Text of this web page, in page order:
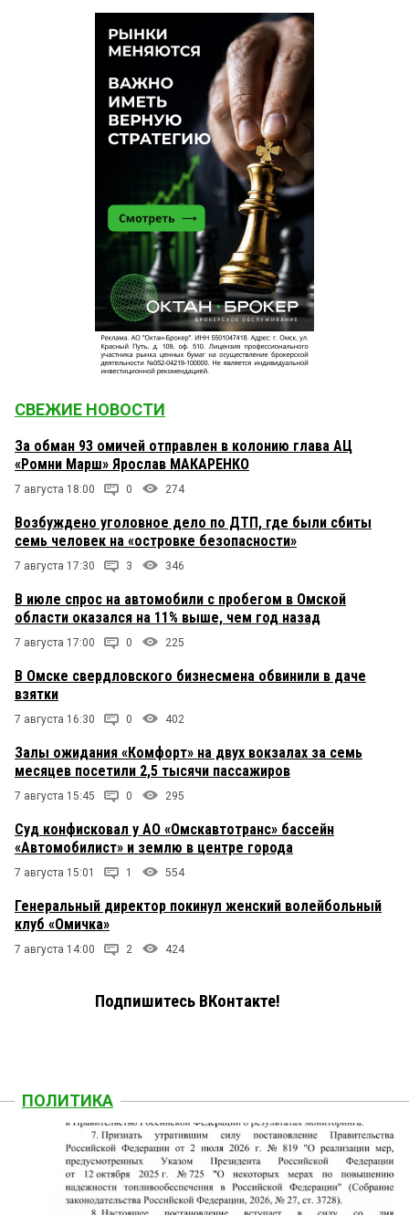
СВЕЖИЕ НОВОСТИ
За обман 93 омичей отправлен в колонию глава АЦ
«Ромни Марш» Ярослав МАКАРЕНКО
7 августа 18:00 0 274
Возбуждено уголовное дело по ДТП, где были сбиты
семь человек на «островке безопасности»
7 августа 17:30 3 346
В июле спрос на автомобили с пробегом в Омской
области оказался на 11% выше, чем год назад
7 августа 17:00 0 225
В Омске свердловского бизнесмена обвинили в даче
взятки
7 августа 16:30 0 402
Залы ожидания «Комфорт» на двух вокзалах за семь
месяцев посетили 2,5 тысячи пассажиров
7 августа 15:45 0 295
Суд конфисковал у АО «Омскавтотранс» бассейн
«Автомобилист» и землю в центре города
7 августа 15:01 1 554
Генеральный директор покинул женский волейбольный
клуб «Омичка»
7 августа 14:00 2 424
Подпишитесь ВКонтакте!
ПОЛИТИКА